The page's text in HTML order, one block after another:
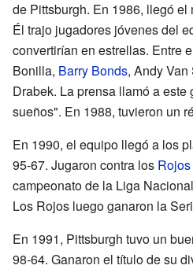
de Pittsburgh. En 1986, llegó
Él trajo jugadores jóvenes del
convertirían en estrellas. Entre
Bonilla, Barry Bonds, Andy
Drabek. La prensa llamó a
sueños". En 1988, tuvieron un
En 1990, el equipo llegó a los
95-67. Jugaron contra los
campeonato de la Liga
Los Rojos luego ganaron la
En 1991, Pittsburgh tuvo un
98-64. Ganaron el título de su